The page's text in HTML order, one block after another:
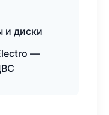
диски
—